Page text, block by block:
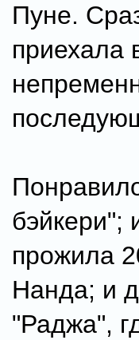
Пуне.
приехала
бэйкери";
прожила
Нанда; и
"Раджа",